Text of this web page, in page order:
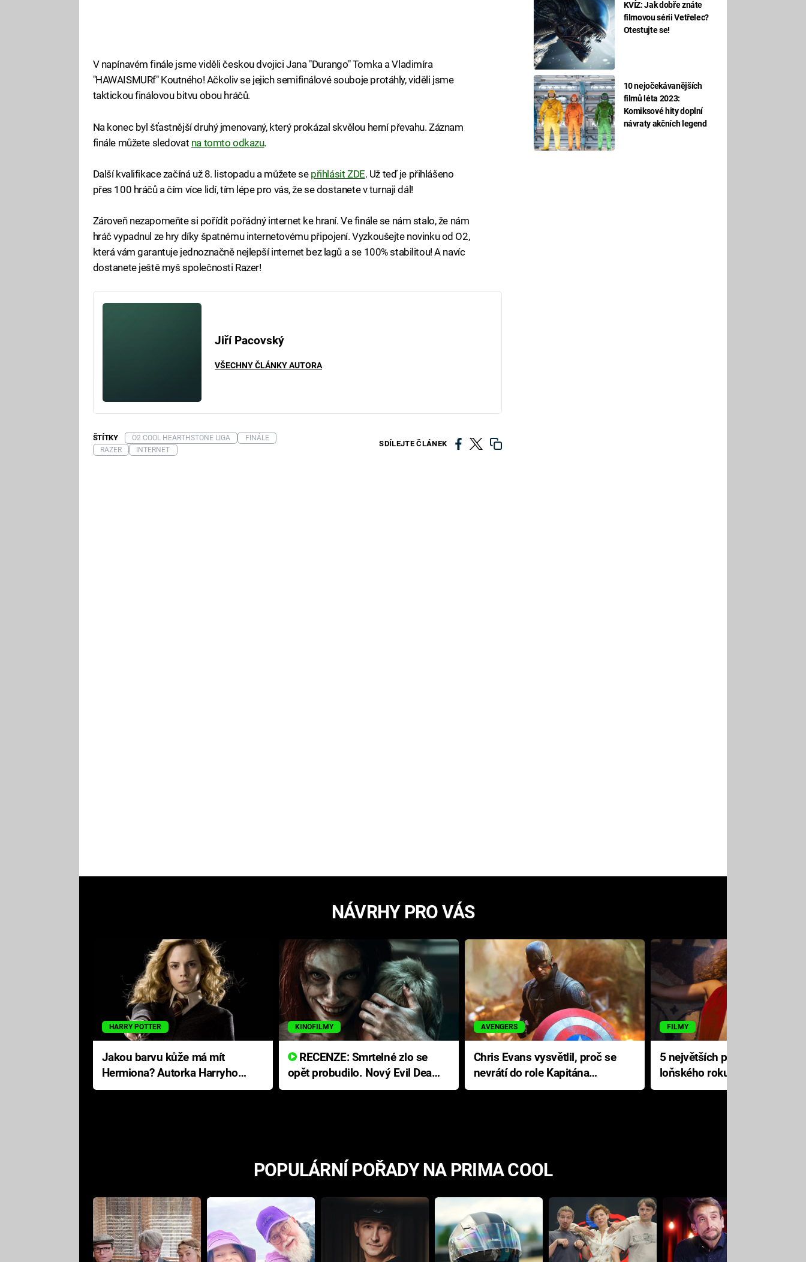
KVÍZ: Jak dobře znáte
filmovou sérii Vetřelec?
Otestujte se!
10 nejočekávanějších
filmů léta 2023:
Komiksové hity doplní
návraty akčních legend
V napínavém finále jsme viděli českou dvojici Jana "Durango" Tomka a Vladimíra
"HAWAISMURf" Koutného! Ačkoliv se jejich semifinálové souboje protáhly, viděli jsme
taktickou finálovou bitvu obou hráčů.
Na konec byl šťastnější druhý jmenovaný, který prokázal skvělou herní převahu. Záznam
finále můžete sledovat na tomto odkazu.
Další kvalifikace začíná už 8. listopadu a můžete se přihlásit ZDE. Už teď je přihlášeno
přes 100 hráčů a čím více lidí, tím lépe pro vás, že se dostanete v turnaji dál!
Zároveň nezapomeňte si pořídit pořádný internet ke hraní. Ve finále se nám stalo, že nám
hráč vypadnul ze hry díky špatnému internetovému připojení. Vyzkoušejte novinku od O2,
která vám garantuje jednoznačně nejlepší internet bez lagů a se 100% stabilitou! A navíc
dostanete ještě myš společnosti Razer!
Jiří Pacovský
VŠECHNY ČLÁNKY AUTORA
SDÍLEJTE ČLÁNEK
ŠTÍTKY O2 COOL HEARTHSTONE LIGA
FINÁLE
RAZER
INTERNET
NÁVRHY PRO VÁS
HARRY POTTER
Jakou barvu kůže má mít
Hermiona? Autorka Harryho
Pottera přišla s ráznou
KINOFILMY
RECENZE: Smrtelné zlo se
opět probudilo. Nový Evil Dead
přichází s neodolatelnou
AVENGERS
Chris Evans vysvětlil, proč se
nevrátí do role Kapitána
Ameriky
FILMY
5 největších propadáků
loňského roku: Disney na
jediné katastrofě prodělal 200
POPULÁRNÍ POŘADY NA PRIMA COOL